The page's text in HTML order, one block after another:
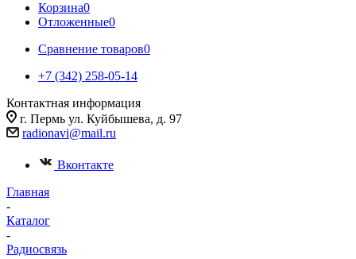
Корзина0
Отложенные0
Сравнение товаров0
+7 (342) 258-05-14
Контактная информация
г. Пермь ул. Куйбышева, д. 97
radionavi@mail.ru
Вконтакте
Главная
-
Каталог
-
Радиосвязь